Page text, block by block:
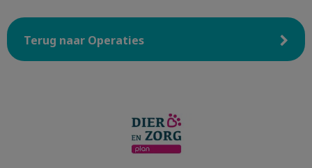
Terug naar Operaties